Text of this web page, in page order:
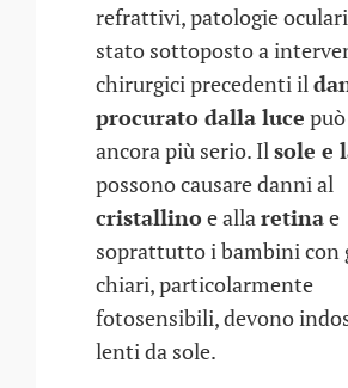
refrattivi, patologie oculari
stato sottoposto a
chirurgici precedenti il
procurato dalla luce
ancora più serio. Ilsole e
possono causare danni al
cristallinoe allaretinae
soprattutto i bambini con
chiari, particolarmente
fotosensibili, devono
lenti da sole.